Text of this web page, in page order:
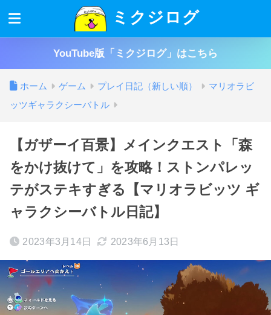
ミクジログ
YouTube版「ミクジログ」はこちら
ホーム ゲーム プレイ日記（新しい順）
マリオラビ
ッツギャラクシーバトル
【ガザーイ百景】メインクエスト「森
をかけ抜けて」を攻略！ストンパレッ
テがステキすぎる【マリオラビッツ ギ
ャラクシーバトル日記】
2023年3月14日 2023年6月13日